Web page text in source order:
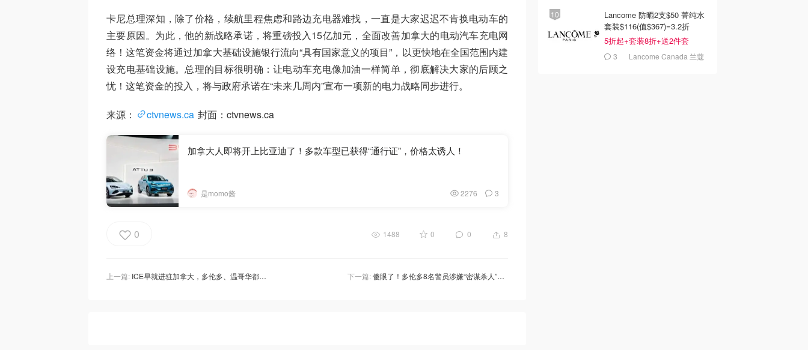
卡尼总理深知，除了价格，续航里程焦虑和路边充电器难找，一直是大家迟迟不肯换电动车的
主要原因。为此，他的新战略承诺，将重磅投入15亿加元，全面改善加拿大的电动汽车充电网
络！这笔资金将通过加拿大基础设施银行流向“具有国家意义的项目”，以更快地在全国范围内建
设充电基础设施。总理的目标很明确：让电动车充电像加油一样简单，彻底解决大家的后顾之
忧！这笔资金的投入，将与政府承诺在“未来几周内”宣布一项新的电力战略同步进行。
来源： ctvnews.ca 封面：ctvnews.ca
加拿大人即将开上比亚迪了！多款车型已获得“通行证”，价格太诱人！
是momo酱 2276 3
0 1488 0 0 8
上一篇: ICE早就进驻加拿大，多伦多、温哥华都有办公室！不能抓人、不配枪，仍然引发众怒！ 下一篇:傻眼了！多伦多8名警员涉嫌“密谋杀人”，目标竟是惩教官员，警界深层腐败终被揭露！
Lancome 防晒2支$50 菁纯水
套装$116(值$367)=3.2折
5折起+套装8折+送2件套
3
Lancome Canada 兰蔻